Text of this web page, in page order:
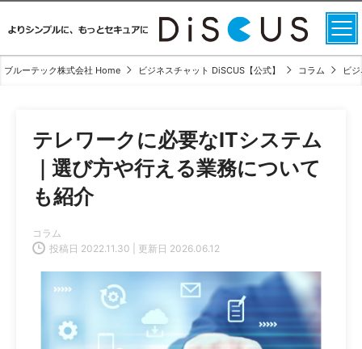
ブルーテック株式会社 Home ビジネスチャット DiSCUS【公式】 コラム ビ
テレワークに必要なITシステム
｜選び方や行える業務について
も紹介
投稿日 2022.11.30 | 更新日 2026.06.12
コラム